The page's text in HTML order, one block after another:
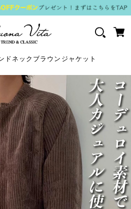
ドネックブラウンジャケット